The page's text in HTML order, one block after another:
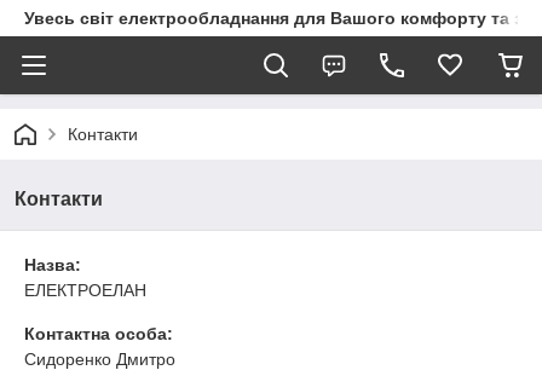
Увесь світ електрообладнання для Вашого комфорту та
Контакти
Контакти
Назва:
ЕЛЕКТРОЕЛАН
Контактна особа:
Сидоренко Дмитро